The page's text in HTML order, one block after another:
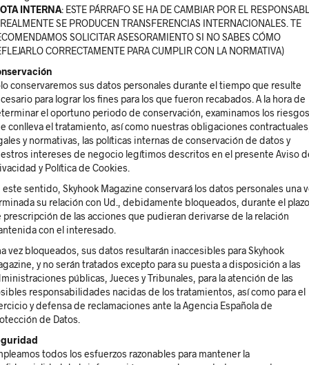
INTERNA: ESTE PÁRRAFO SE HA DE CAMBIAR POR EL
SE PRODUCEN TRANSFERENCIAS INTERNACIONALES. TE
SOLICITAR ASESORAMIENTO SI NO SABES CÓMO
CORRECTAMENTE PARA CUMPLIR CON LA NORMATIVA)
conservaremos sus datos personales durante el tiempo que resulte
para lograr los fines para los que fueron recabados. A la hora de
el oportuno periodo de conservación, examinamos los riesgos
conlleva el tratamiento, así como nuestras obligaciones
y normativas, las políticas internas de conservación de datos y
intereses de negocio legítimos descritos en el presente Aviso
y Política de Cookies.
este sentido, Skyhook Magazine conservará los datos personales una
su relación con Ud., debidamente bloqueados, durante el plazo
prescripción de las acciones que pudieran derivarse de la relación
con el interesado.
vez bloqueados, sus datos resultarán inaccesibles para Skyhook
y no serán tratados excepto para su puesta a disposición a las
públicas, Jueces y Tribunales, para la atención de las
responsabilidades nacidas de los tratamientos, así como para el
y defensa de reclamaciones ante la Agencia Española de
de Datos.
todos los esfuerzos razonables para mantener la